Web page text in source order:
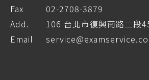
Fax
02-2708-3879
Add.
106 台北市復興南路二段
Email